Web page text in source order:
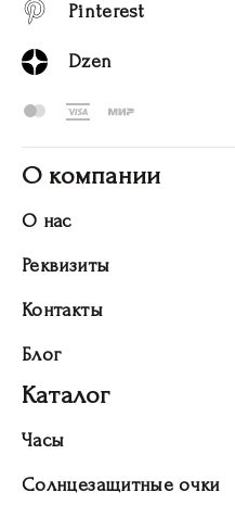
Pinterest
Dzen
О компании
О нас
Реквизиты
Контакты
Блог
Каталог
Часы
Солнцезащитные очки